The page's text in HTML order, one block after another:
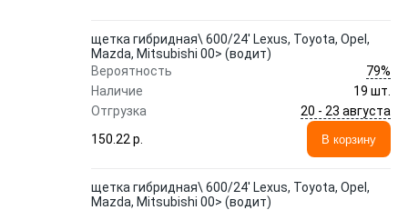
щетка гибридная\ 600/24' Lexus, Toyota, Opel,
Mazda, Mitsubishi 00> (водит)
Вероятность
79%
Наличие
19 шт.
Отгрузка
20 - 23 августа
150.22 p.
В корзину
щетка гибридная\ 600/24' Lexus, Toyota, Opel,
Mazda, Mitsubishi 00> (водит)